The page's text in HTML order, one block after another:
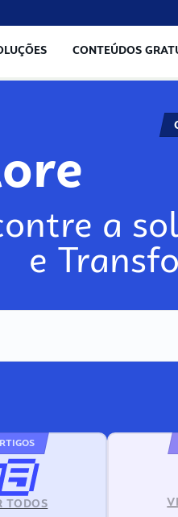
CONTEÚDOS
a
e
TODOS